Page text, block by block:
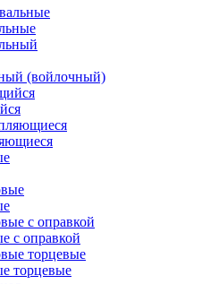
(войлочный)
с оправкой
торцевые